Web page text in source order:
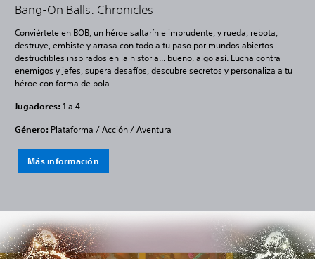
Bang-On Balls: Chronicles
Conviértete en BOB, un héroe saltarín e imprudente, y rueda, rebota,
destruye, embiste y arrasa con todo a tu paso por mundos abiertos
destructibles inspirados en la historia... bueno, algo así. Lucha contra
enemigos y jefes, supera desafíos, descubre secretos y personaliza a tu
héroe con forma de bola.
Jugadores: 1 a 4
Género: Plataforma / Acción / Aventura
Más información